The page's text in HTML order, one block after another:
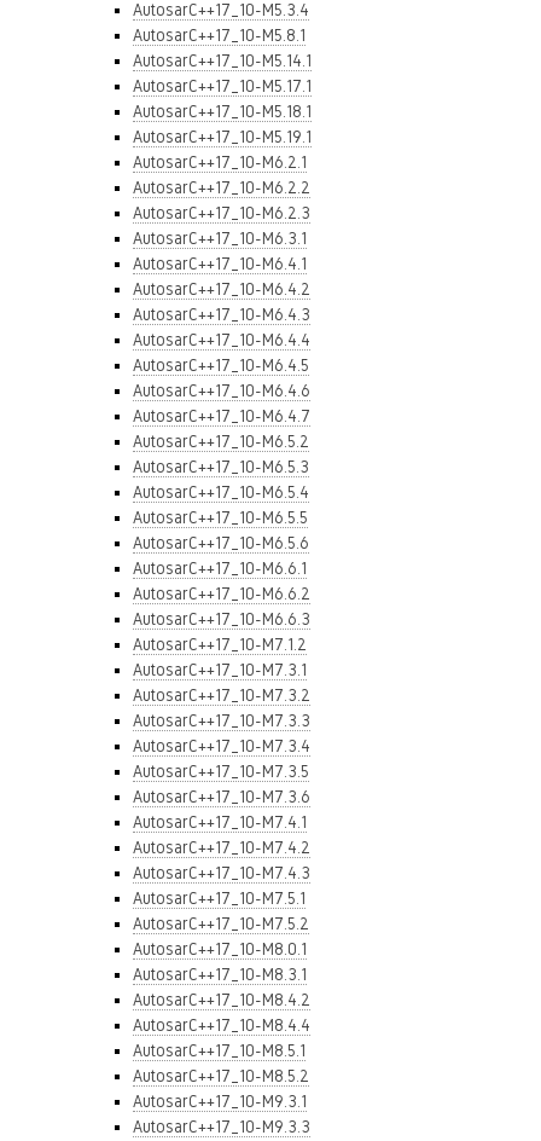
AutosarC++17_10-M5.3.4
AutosarC++17_10-M5.8.1
AutosarC++17_10-M5.14.1
AutosarC++17_10-M5.17.1
AutosarC++17_10-M5.18.1
AutosarC++17_10-M5.19.1
AutosarC++17_10-M6.2.1
AutosarC++17_10-M6.2.2
AutosarC++17_10-M6.2.3
AutosarC++17_10-M6.3.1
AutosarC++17_10-M6.4.1
AutosarC++17_10-M6.4.2
AutosarC++17_10-M6.4.3
AutosarC++17_10-M6.4.4
AutosarC++17_10-M6.4.5
AutosarC++17_10-M6.4.6
AutosarC++17_10-M6.4.7
AutosarC++17_10-M6.5.2
AutosarC++17_10-M6.5.3
AutosarC++17_10-M6.5.4
AutosarC++17_10-M6.5.5
AutosarC++17_10-M6.5.6
AutosarC++17_10-M6.6.1
AutosarC++17_10-M6.6.2
AutosarC++17_10-M6.6.3
AutosarC++17_10-M7.1.2
AutosarC++17_10-M7.3.1
AutosarC++17_10-M7.3.2
AutosarC++17_10-M7.3.3
AutosarC++17_10-M7.3.4
AutosarC++17_10-M7.3.5
AutosarC++17_10-M7.3.6
AutosarC++17_10-M7.4.1
AutosarC++17_10-M7.4.2
AutosarC++17_10-M7.4.3
AutosarC++17_10-M7.5.1
AutosarC++17_10-M7.5.2
AutosarC++17_10-M8.0.1
AutosarC++17_10-M8.3.1
AutosarC++17_10-M8.4.2
AutosarC++17_10-M8.4.4
AutosarC++17_10-M8.5.1
AutosarC++17_10-M8.5.2
AutosarC++17_10-M9.3.1
AutosarC++17_10-M9.3.3